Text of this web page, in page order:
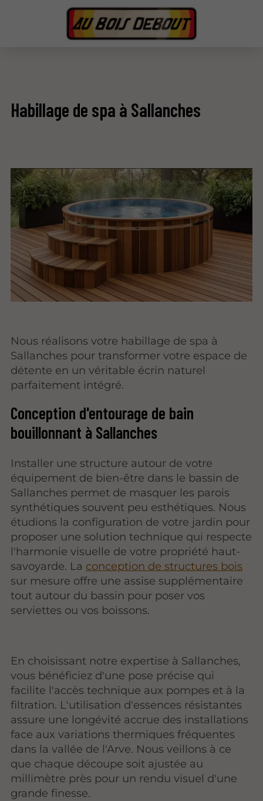
Habillage de spa à Sallanches
Nous réalisons votre habillage de spa à
Sallanches pour transformer votre espace de
détente en un véritable écrin naturel
parfaitement intégré.
Conception d'entourage de bain
bouillonnant à Sallanches
Installer une structure autour de votre
équipement de bien-être dans le bassin de
Sallanches permet de masquer les parois
synthétiques souvent peu esthétiques. Nous
étudions la configuration de votre jardin pour
proposer une solution technique qui respecte
l'harmonie visuelle de votre propriété haut-
savoyarde. La conception de structures bois
sur mesure offre une assise supplémentaire
tout autour du bassin pour poser vos
serviettes ou vos boissons.
En choisissant notre expertise à Sallanches,
vous bénéficiez d'une pose précise qui
facilite l'accès technique aux pompes et à la
filtration. L'utilisation d'essences résistantes
assure une longévité accrue des installations
face aux variations thermiques fréquentes
dans la vallée de l'Arve. Nous veillons à ce
que chaque découpe soit ajustée au
millimètre près pour un rendu visuel d'une
grande finesse.